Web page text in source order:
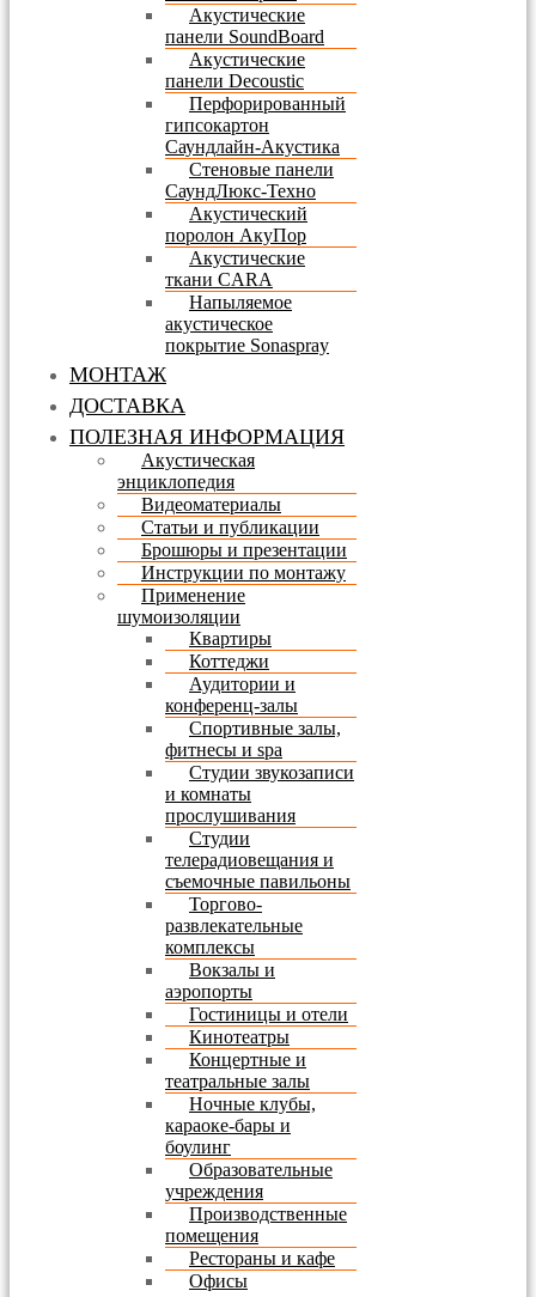
Акустические
панели SoundBoard
Акустические
панели Decoustic
Перфорированный
гипсокартон
Саундлайн-Акустика
Стеновые панели
СаундЛюкс-Техно
Акустический
поролон АкуПор
Акустические
ткани CARA
Напыляемое
акустическое
покрытие Sonaspray
МОНТАЖ
ДОСТАВКА
ПОЛЕЗНАЯ ИНФОРМАЦИЯ
Акустическая
энциклопедия
Видеоматериалы
Статьи и публикации
Брошюры и презентации
Инструкции по монтажу
Применение
шумоизоляции
Квартиры
Коттеджи
Аудитории и
конференц-залы
Спортивные залы,
фитнесы и spa
Студии звукозаписи
и комнаты
прослушивания
Студии
телерадиовещания и
съемочные павильоны
Торгово-
развлекательные
комплексы
Вокзалы и
аэропорты
Гостиницы и отели
Кинотеатры
Концертные и
театральные залы
Ночные клубы,
караоке-бары и
боулинг
Образовательные
учреждения
Производственные
помещения
Рестораны и кафе
Офисы